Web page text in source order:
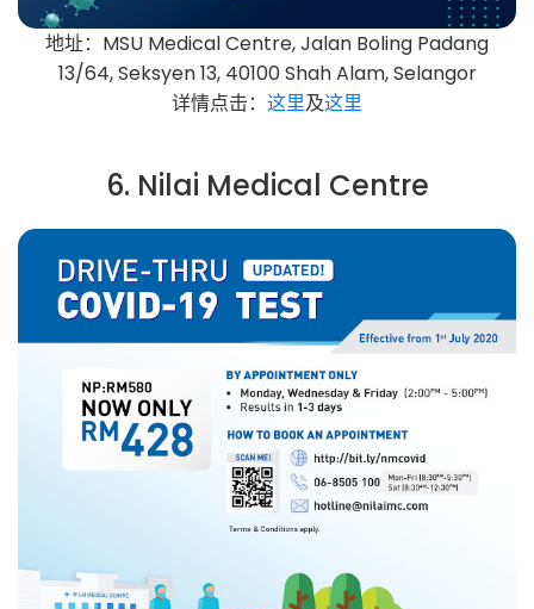
地址：MSU Medical Centre, Jalan Boling Padang
13/64, Seksyen 13, 40100 Shah Alam, Selangor
详情点击： 这里及这里
6. Nilai Medical Centre